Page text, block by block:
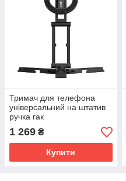
Тримач для телефона
універсальний на штатив
ручка гак
MagSafe Ulanzi SK29 M101
1 269 ₴
Купити